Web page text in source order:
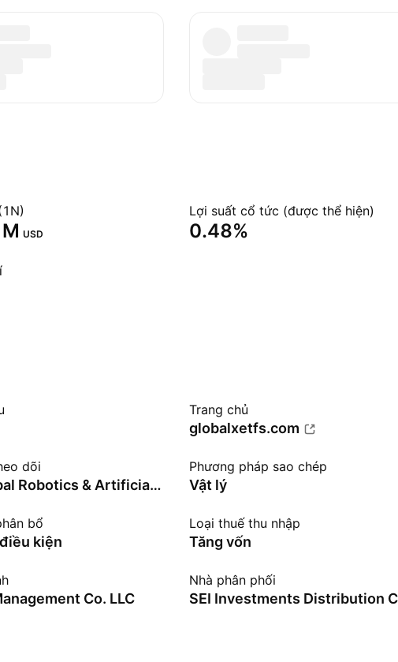
USD
Lợi suất cổ tức (được thể hiện)
0.48%
Trang chủ
globalxetfs.com
dõi
Indxx Global Robotics & Artificial Intelligence Thematic Index
Phương pháp sao chép
Vật lý
bổ
kiện
Loại thuế thu nhập
Tăng vốn
Co. LLC
Nhà phân phối
SEI Investments Distribution